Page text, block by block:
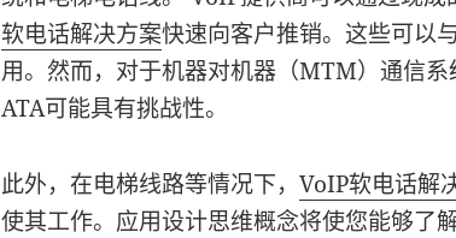
软电话解决方案快速向客户推销。这些可以
用。然而，对于机器对机器（MTM）通信系
ATA可能具有挑战性。
此外，在电梯线路等情况下，VoIP软电话解
使其工作。应用设计思维概念将使您能够了